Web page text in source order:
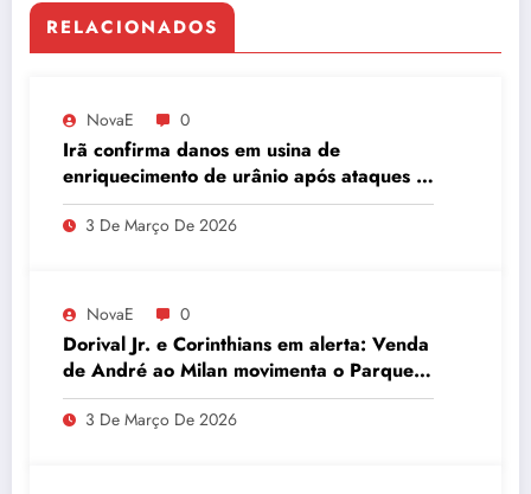
RELACIONADOS
NovaE 0
Irã confirma danos em usina de
enriquecimento de urânio após ataques e
embaixador evita detalhes sobre
quantidade de urânio enriquecido
3 De Março De 2026
NovaE 0
Dorival Jr. e Corinthians em alerta: Venda
de André ao Milan movimenta o Parque
São Jorge
3 De Março De 2026